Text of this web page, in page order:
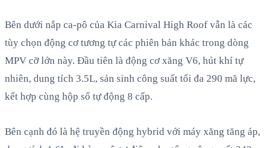
Bên dưới nắp ca-pô của Kia Carnival High Roof vẫn là các
tùy chọn động cơ tương tự các phiên bản khác trong dòng
MPV cỡ lớn này. Đầu tiên là động cơ xăng V6, hút khí tự
nhiên, dung tích 3.5L, sản sinh công suất tối đa 290 mã lực,
kết hợp cùng hộp số tự động 8 cấp.
Bên cạnh đó là hệ truyền động hybrid với máy xăng tăng áp,